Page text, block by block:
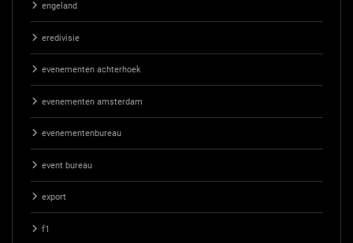
engeland
eredivisie
evenementen achterhoek
evenementen amsterdam
evenementenbureau
event bureau
export
f1